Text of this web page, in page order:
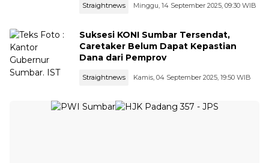
Straightnews Minggu, 14 September 2025, 09:30 WIB
Suksesi KONI Sumbar Tersendat,
Caretaker Belum Dapat Kepastian
Dana dari Pemprov
Straightnews Kamis, 04 September 2025, 19:50 WIB